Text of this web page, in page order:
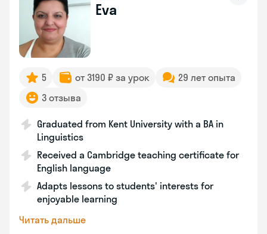
Eva
5 от 3190 ₽ за урок
29 лет опыта
3 отзыва
Graduated from Kent University with a BA in
Linguistics
Received a Cambridge teaching certificate for
English language
Adapts lessons to students' interests for
enjoyable learning
Читать дальше